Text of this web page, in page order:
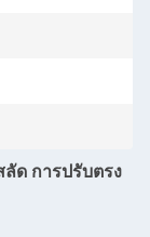
ด การปรับตรง